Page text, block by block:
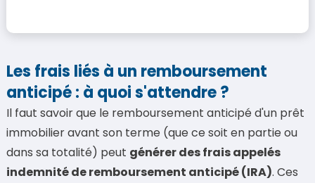
Les frais liés à un remboursement
anticipé : à quoi s'attendre ?
Il faut savoir que le remboursement anticipé d'un prêt
immobilier avant son terme (que ce soit en partie ou
dans sa totalité) peut générer des frais appelés
indemnité de remboursement anticipé (IRA). Ces